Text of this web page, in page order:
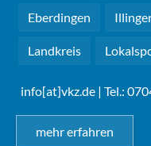
Eberdingen
Landkreis
info[at]vkz.de | Tel.:
mehr erfahren